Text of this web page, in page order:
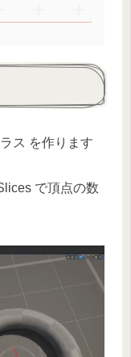
ス を作ります
で頂点の数